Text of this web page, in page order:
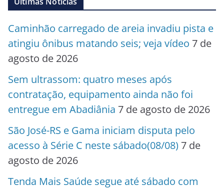
Caminhão carregado de areia invadiu pista e
atingiu ônibus matando seis; veja vídeo 7 de
agosto de 2026
Sem ultrassom: quatro meses após
contratação, equipamento ainda não foi
entregue em Abadiânia 7 de agosto de 2026
São José-RS e Gama iniciam disputa pelo
acesso à Série C neste sábado(08/08) 7 de
agosto de 2026
Tenda Mais Saúde segue até sábado com